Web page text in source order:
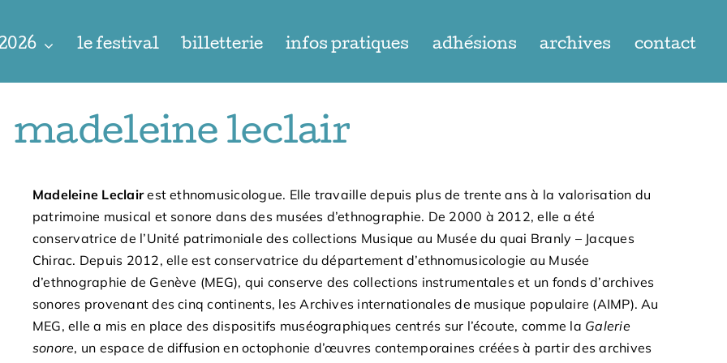
le festival billetterie infos pratiques adhésions archives contact
madeleine leclair
Madeleine Leclairest ethnomusicologue. Elle travaille depuis plus de trente ans à la valorisation du
patrimoine musical et sonore dans des musées d’ethnographie. De 2000 à 2012, elle a été
conservatrice de l’Unité patrimoniale des collections Musique au Musée du quai Branly – Jacques
Chirac. Depuis 2012, elle est conservatrice du département d’ethnomusicologie au Musée
d’ethnographie de Genève (MEG), qui conserve des collections instrumentales et un fonds d’archives
sonores provenant des cinq continents, les Archives internationales de musique populaire (AIMP). Au
MEG, elle a mis en place des dispositifs muséographiques centrés sur l’écoute, comme la Galerie
sonore, un espace de diffusion en octophonie d’œuvres contemporaines créées à partir des archives